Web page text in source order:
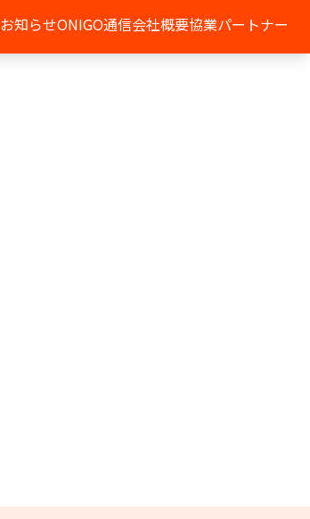
お知らせONIGO通信会社概要協業パートナー